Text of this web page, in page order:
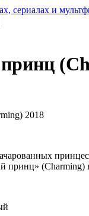
2018
принц» (Charming)